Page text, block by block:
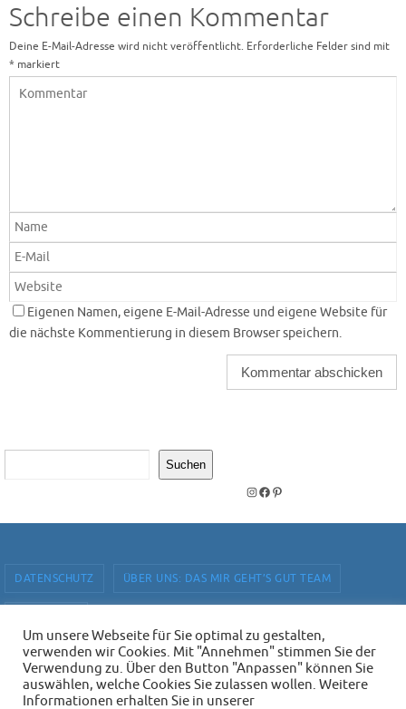
Schreibe einen Kommentar
Deine E-Mail-Adresse wird nicht veröffentlicht. Erforderliche Felder sind mit
* markiert
Eigenen Namen, eigene E-Mail-Adresse und eigene Website für
die nächste Kommentierung in diesem Browser speichern.
Suchen
Instagram
Facebook
Pinterest
DATENSCHUTZ ÜBER UNS: DAS MIR GEHT’S GUT TEAM
Mir geht's gut - Magazin mit Buchempfehlungen. Online und in
ausgewählten Buchhandlungen.
Um unsere Webseite für Sie optimal zu gestalten,
verwenden wir Cookies. Mit "Annehmen" stimmen Sie der
Verwendung zu. Über den Button "Anpassen" können Sie
auswählen, welche Cookies Sie zulassen wollen. Weitere
Informationen erhalten Sie in unserer